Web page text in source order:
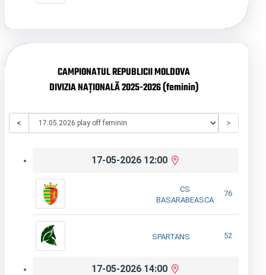
CAMPIONATUL REPUBLICII MOLDOVA
DIVIZIA NAȚIONALĂ 2025-2026 (feminin)
< >
17-05-2026 12:00
CS
BASARABEASCA
76
SPARTANS 52
17-05-2026 14:00